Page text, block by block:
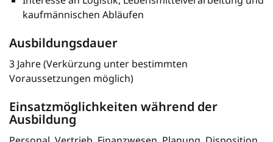
kaufmännischen Abläufen
Ausbildungsdauer
3 Jahre (Verkürzung unter bestimmten
Voraussetzungen möglich)
Einsatzmöglichkeiten während der
Ausbildung